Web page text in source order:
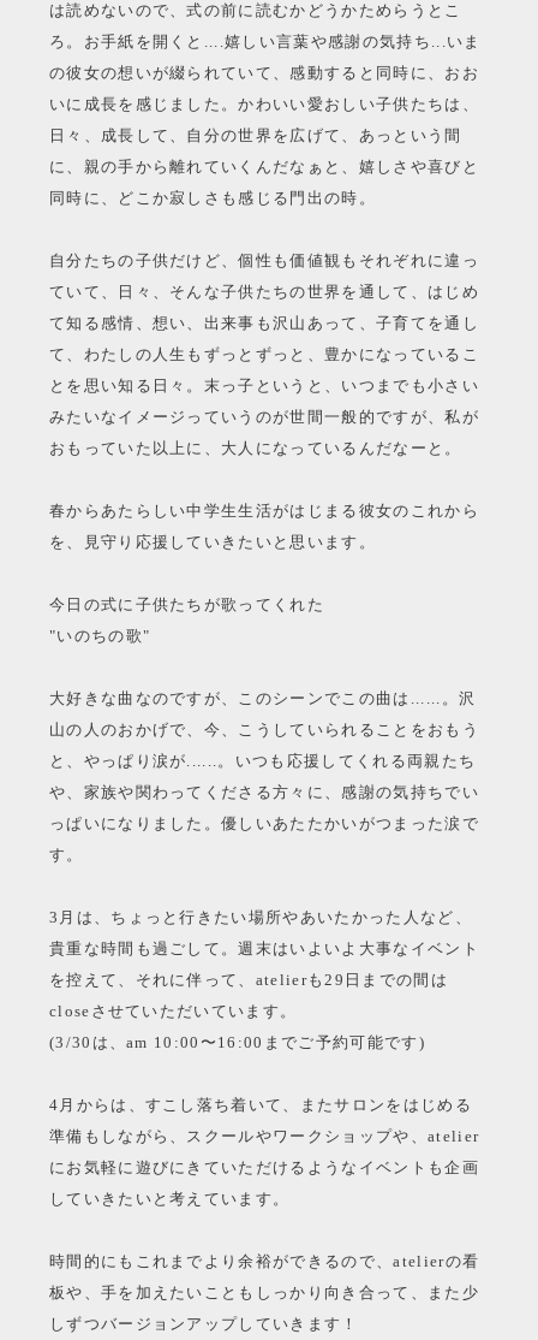
は読めないので、式の前に読むかどうかためらうとこ
ろ。お手紙を開くと....嬉しい言葉や感謝の気持ち...いま
の彼女の想いが綴られていて、感動すると同時に、おお
いに成長を感じました。かわいい愛おしい子供たちは、
日々、成長して、自分の世界を広げて、あっという間
に、親の手から離れていくんだなぁと、嬉しさや喜びと
同時に、どこか寂しさも感じる門出の時。
自分たちの子供だけど、個性も価値観もそれぞれに違っ
ていて、日々、そんな子供たちの世界を通して、はじめ
て知る感情、想い、出来事も沢山あって、子育てを通し
て、わたしの人生もずっとずっと、豊かになっているこ
とを思い知る日々。末っ子というと、いつまでも小さい
みたいなイメージっていうのが世間一般的ですが、私が
おもっていた以上に、大人になっているんだなーと。
春からあたらしい中学生生活がはじまる彼女のこれから
を、見守り応援していきたいと思います。
今日の式に子供たちが歌ってくれた
"いのちの歌"
大好きな曲なのですが、このシーンでこの曲は......。沢
山の人のおかげで、今、こうしていられることをおもう
と、やっぱり涙が......。いつも応援してくれる両親たち
や、家族や関わってくださる方々に、感謝の気持ちでい
っぱいになりました。優しいあたたかいがつまった涙で
す。
3月は、ちょっと行きたい場所やあいたかった人など、
貴重な時間も過ごして。週末はいよいよ大事なイベント
を控えて、それに伴って、atelierも29日までの間は
closeさせていただいています。
(3/30は、am 10:00〜16:00までご予約可能です)
4月からは、すこし落ち着いて、またサロンをはじめる
準備もしながら、スクールやワークショップや、atelier
にお気軽に遊びにきていただけるようなイベントも企画
していきたいと考えています。
時間的にもこれまでより余裕ができるので、atelierの看
板や、手を加えたいこともしっかり向き合って、また少
しずつバージョンアップしていきます！